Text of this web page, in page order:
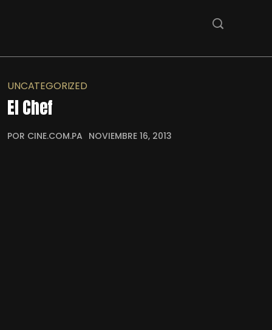
UNCATEGORIZED
El Chef
POR CINE.COM.PA NOVIEMBRE 16, 2013